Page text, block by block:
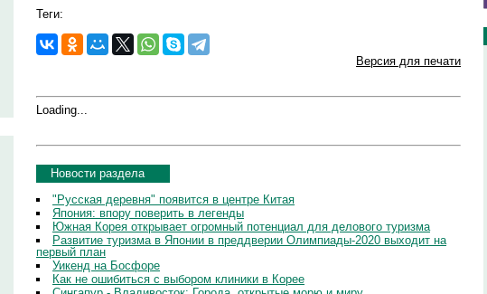
Теги:
Версия для печати
Loading...
Новости раздела
"Русская деревня" появится в центре Китая
Япония: впору поверить в легенды
Южная Корея открывает огромный потенциал для делового туризма
Развитие туризма в Японии в преддверии Олимпиады-2020 выходит на
первый план
Уикенд на Босфоре
Как не ошибиться с выбором клиники в Корее